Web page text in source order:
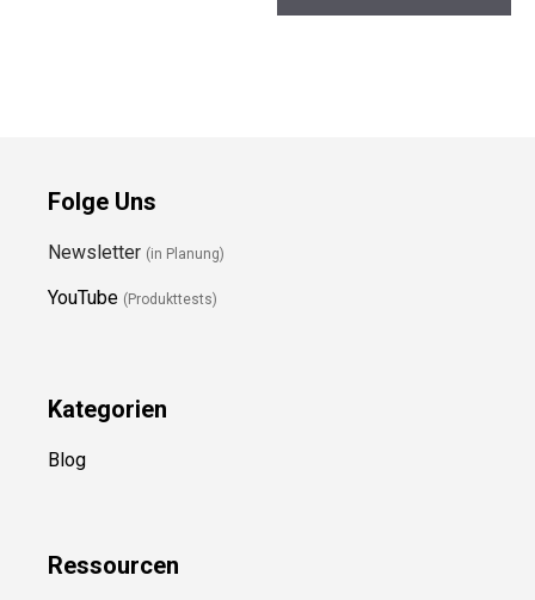
Folge Uns
Newsletter (in Planung)
YouTube (Produkttests)
Kategorien
Blog
Ressourcen